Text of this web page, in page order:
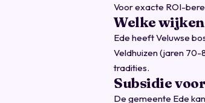
Voor exacte ROI-
Welke
Ede heeft Veluwse
Veldhuizen (jaren
tradities.
Subsidie
De gemeente Ede